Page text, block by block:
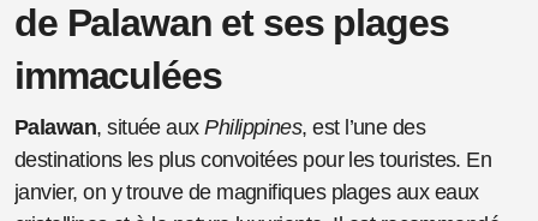
de Palawan et ses plages
immaculées
Palawan, située auxPhilippines, est l’une des
destinations les plus convoitées pour les touristes. En
janvier, on y trouve de magnifiques plages aux eaux